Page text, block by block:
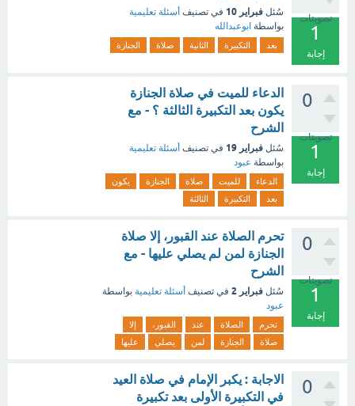
تصويتات
1
إجابة
سُئل فبراير 10 في تصنيف أسئلة تعليمية
بواسطة ابوعبدالله
بعد التكبيرة الثانية صلاة الجنازة
0
تصويتات
1
إجابة
الدعاء للميت في صلاة الجنازة
يكون بعد التكبيرة الثالثة ؟ - مع
الشرح
سُئل فبراير 19 في تصنيف أسئلة تعليمية
بواسطة عبود
الدعاء للميت صلاة الجنازة
يكون
بعد
التكبيرة الثالثة
0
تصويتات
1
إجابة
تحرم الصلاة عند القبور، إلا صلاة
الجنازة لمن لم يصلي عليها - مع
الشرح
سُئل فبراير 2 في تصنيف أسئلة تعليمية بواسطة
عبود
تحرم الصلاة عند القبور،
إلا
صلاة
الجنازة لمن يصلي عليها
0
الاجابة : يكبر الإمام في صلاة العيد
في التكبيرة الأولى بعد تكبيرة